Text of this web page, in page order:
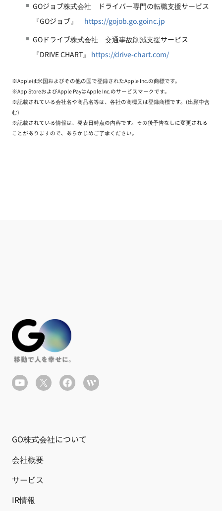
GOジョブ株式会社 ドライバー専門の転職支援サービス
『GOジョブ』 https://gojob.go.goinc.jp
GOドライブ株式会社 交通事故削減支援サービス
『DRIVE CHART』 https://drive-chart.com/
※Appleは米国およびその他の国で登録されたApple Inc.の商標です。
※App StoreおよびApple PayはApple Inc.のサービスマークです。
※記載されている会社名や商品名等は、各社の商標又は登録商標です。(出願中含
む)
※記載されている情報は、発表日時点の内容です。その後予告なしに変更される
ことがありますので、あらかじめご了承ください。
GO株式会社について
会社概要
サービス
IR情報